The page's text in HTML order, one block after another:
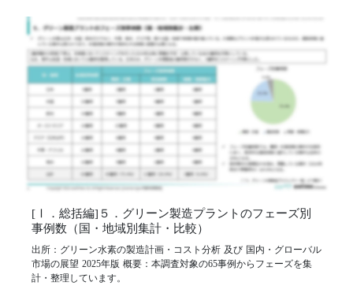
[Ⅰ．総括編]５．グリーン製造プラントのフェーズ別
事例数（国・地域別集計・比較）
出所：グリーン水素の製造計画・コスト分析 及び 国内・グローバル
市場の展望 2025年版 概要：本調査対象の65事例からフェーズを集
計・整理しています。